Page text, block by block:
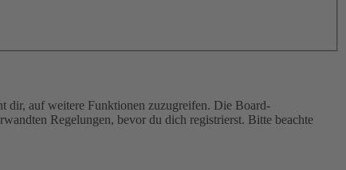
dir, auf weitere Funktionen zuzugreifen. Die Board-
Regelungen, bevor du dich registrierst. Bitte beachte